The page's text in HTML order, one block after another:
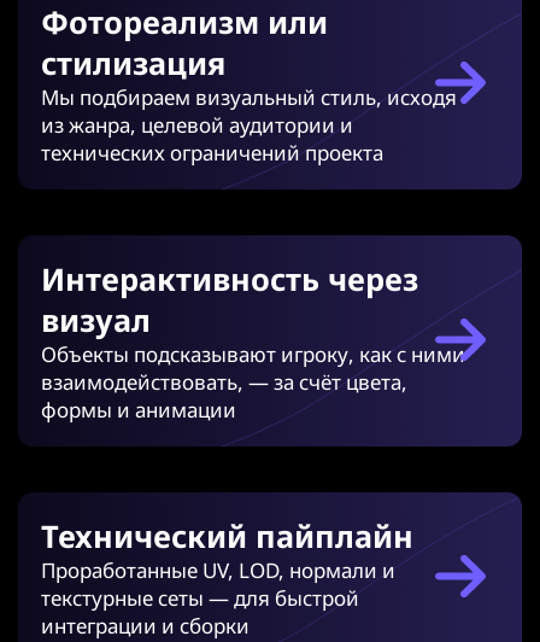
Фотореализм или
стилизация
Мы подбираем визуальный стиль, исходя
из жанра, целевой аудитории и
технических ограничений проекта
Интерактивность через
визуал
Объекты подсказывают игроку, как с ними
взаимодействовать, — за счёт цвета,
формы и анимации
Технический пайплайн
Проработанные UV, LOD, нормали и
текстурные сеты — для быстрой
интеграции и сборки